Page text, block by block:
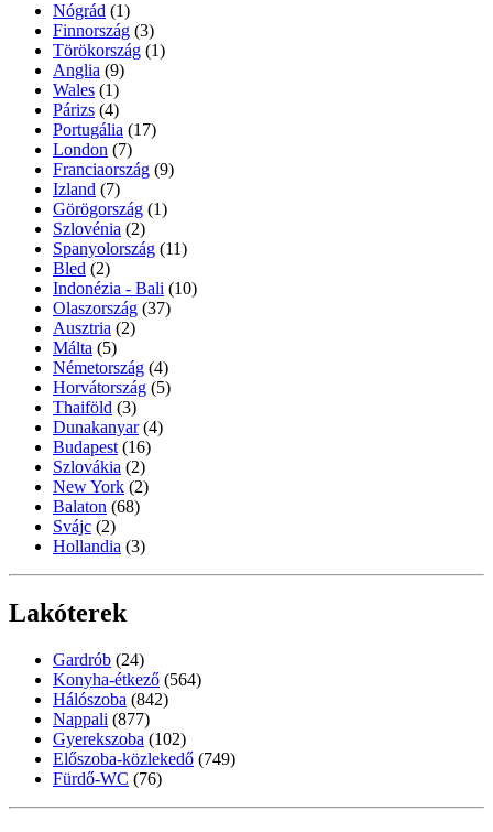
Nógrád (1)
Finnország (3)
Törökország (1)
Anglia (9)
Wales (1)
Párizs (4)
Portugália (17)
London (7)
Franciaország (9)
Izland (7)
Görögország (1)
Szlovénia (2)
Spanyolország (11)
Bled (2)
Indonézia - Bali (10)
Olaszország (37)
Ausztria (2)
Málta (5)
Németország (4)
Horvátország (5)
Thaiföld (3)
Dunakanyar (4)
Budapest (16)
Szlovákia (2)
New York (2)
Balaton (68)
Svájc (2)
Hollandia (3)
Lakóterek
Gardrób (24)
Konyha-étkező (564)
Hálószoba (842)
Nappali (877)
Gyerekszoba (102)
Előszoba-közlekedő (749)
Fürdő-WC (76)